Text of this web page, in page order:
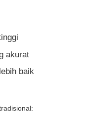
akurat
baik